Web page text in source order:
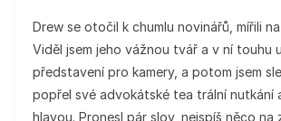
Drew se otočil k chumlu novinářů, mířili
Viděl jsem jeho vážnou tvář a v ní touhu
představení pro kamery, a potom jsem
popřel své advokátské tea­ trální nutkání
hlavou. Pronesl pár slov, nejspíš něco na